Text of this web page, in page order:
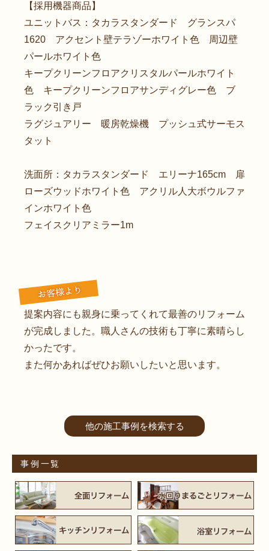
【採用機器商品】
ユニットバス：タカラスタンダード グランスパ
1620 アクセント壁テラゾーホワイト色 周辺壁
パールホワイト色
キープクリーンフロアクリスタルパールホワイト
色 キープクリーンフロアサンディグレー色 ブ
ラック引き戸
ラグジュアリー 暖房乾燥機 プッシュ式サーモス
タット
洗面所：タカラスタンダード エリーナ165cm 扉
ローズウッドホワイト色 アクリル人大ボウルファ
インホワイト色
フェイスクリアミラー1m
提案内容にも親身に乗ってくれて最善のリフォーム
が完成しました。職人さんの技術も丁寧に素晴らし
かったです。
また何かあればぜひお願いしたいと思います。
他の施工事例を検索する
事例一覧